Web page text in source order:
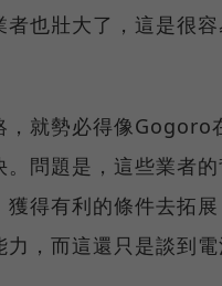
也壯大了，這是很容
，就勢必得像Gogoro
問題是，這些業者
得有利的條件去拓展
，而這還只是談到